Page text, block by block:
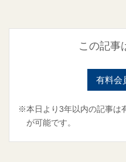
この記事
有料会
※本日より3年以内の記事は
が可能です。